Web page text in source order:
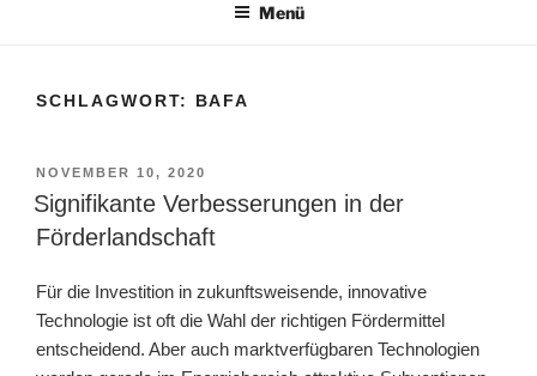
Menü
SCHLAGWORT: BAFA
VERÖFFENTLICHT
AM
NOVEMBER 10, 2020
Signifikante Verbesserungen in der
Förderlandschaft
Für die Investition in zukunftsweisende, innovative
Technologie ist oft die Wahl der richtigen Fördermittel
entscheidend. Aber auch marktverfügbaren Technologien